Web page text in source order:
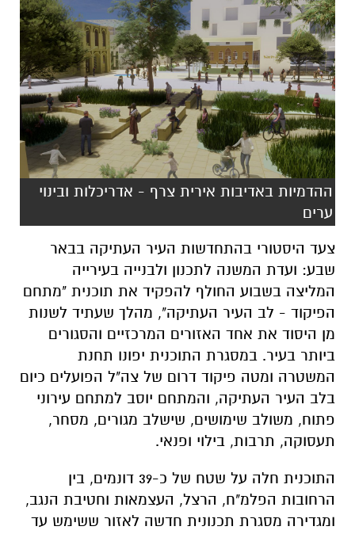
ההדמיות באדיבות אירית צרף - אדריכלות ובינוי
ערים
צעד היסטורי בהתחדשות העיר העתיקה בבאר
שבע: ועדת המשנה לתכנון ולבנייה בעירייה
המליצה בשבוע החולף להפקיד את תוכנית "מתחם
הפיקוד - לב העיר העתיקה", מהלך שעתיד לשנות
מן היסוד את אחד האזורים המרכזיים והסגורים
ביותר בעיר. במסגרת התוכנית יפונו תחנת
המשטרה ומטה פיקוד דרום של צה"ל הפועלים כיום
בלב העיר העתיקה, והמתחם יוסב למתחם עירוני
פתוח, משולב שימושים, שישלב מגורים, מסחר,
תעסוקה, תרבות, בילוי ופנאי.
התוכנית חלה על שטח של כ-39 דונמים, בין
הרחובות הפלמ"ח, הרצל, העצמאות וחטיבת הנגב,
ומגדירה מסגרת תכנונית חדשה לאזור ששימש עד